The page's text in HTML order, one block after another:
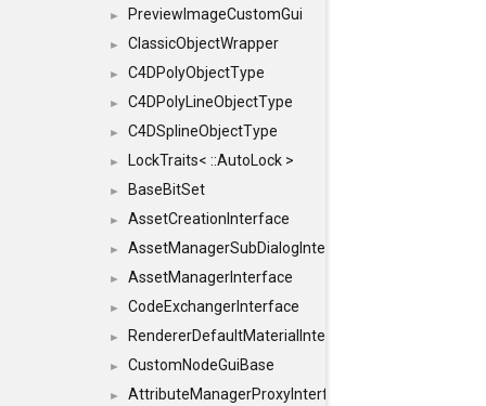
► PreviewImageCustomGui
► ClassicObjectWrapper
► C4DPolyObjectType
► C4DPolyLineObjectType
► C4DSplineObjectType
► LockTraits< ::AutoLock >
► BaseBitSet
► AssetCreationInterface
► AssetManagerSubDialogInterface
► AssetManagerInterface
► CodeExchangerInterface
► RendererDefaultMaterialInterface
► CustomNodeGuiBase
► AttributeManagerProxyInterface